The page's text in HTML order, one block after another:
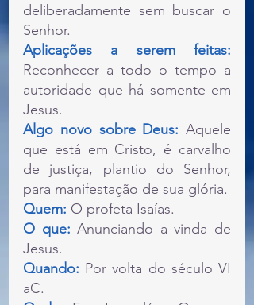
deliberadamente sem buscar o
Senhor.
Reconhecer a todo o tempo a
autoridade que há somente em
Jesus.
Algo novo sobre Deus: Aquele
que está em Cristo, é carvalho
de justiça, plantio do Senhor,
para manifestação de sua glória.
Quem: O profeta Isaías.
O que: Anunciando a vinda de
Jesus.
Quando: Por volta do século VI
aC.